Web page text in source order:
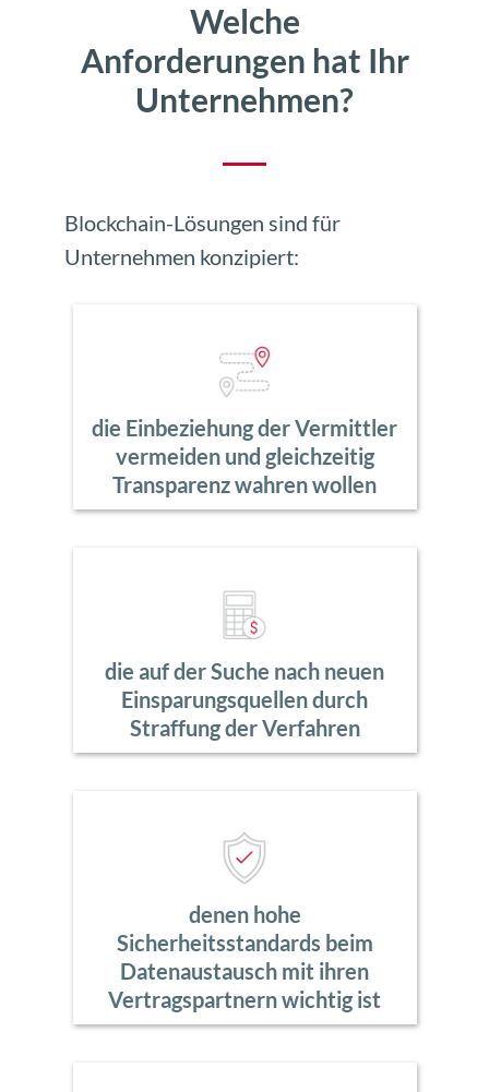
Welche
Anforderungen hat Ihr
Unternehmen?
Blockchain-Lösungen sind für
Unternehmen konzipiert:
die Einbeziehung der Vermittler
vermeiden und gleichzeitig
Transparenz wahren wollen
die auf der Suche nach neuen
Einsparungsquellen durch
Straffung der Verfahren
denen hohe
Sicherheitsstandards beim
Datenaustausch mit ihren
Vertragspartnern wichtig ist